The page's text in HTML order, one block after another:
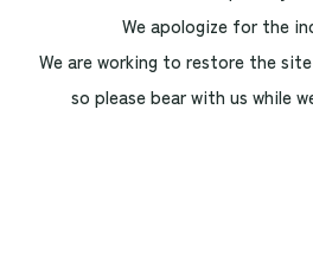
We apologize for the
We are working to restore the
so please bear with us while